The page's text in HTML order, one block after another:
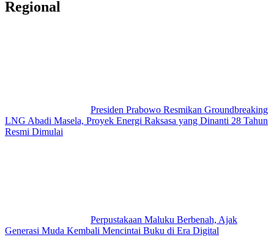
Regional
Presiden Prabowo Resmikan Groundbreaking
LNG Abadi Masela, Proyek Energi Raksasa yang Dinanti 28 Tahun
Resmi Dimulai
Perpustakaan Maluku Berbenah, Ajak
Generasi Muda Kembali Mencintai Buku di Era Digital